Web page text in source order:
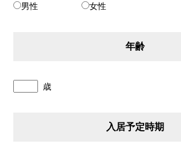
男性 女性
年齢
歳
入居予定時期